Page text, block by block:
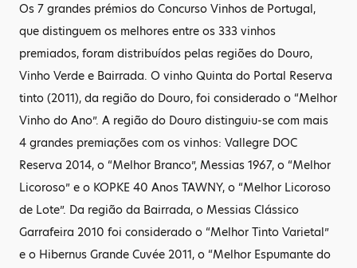
Os 7 grandes prémios do Concurso Vinhos de Portugal,
que distinguem os melhores entre os 333 vinhos
premiados, foram distribuídos pelas regiões do Douro,
Vinho Verde e Bairrada. O vinho Quinta do Portal Reserva
tinto (2011), da região do Douro, foi considerado o “Melhor
Vinho do Ano”. A região do Douro distinguiu-se com mais
4 grandes premiações com os vinhos: Vallegre DOC
Reserva 2014, o “Melhor Branco”, Messias 1967, o “Melhor
Licoroso” e o KOPKE 40 Anos TAWNY, o “Melhor Licoroso
de Lote”. Da região da Bairrada, o Messias Clássico
Garrafeira 2010 foi considerado o “Melhor Tinto Varietal”
e o Hibernus Grande Cuvée 2011, o “Melhor Espumante do